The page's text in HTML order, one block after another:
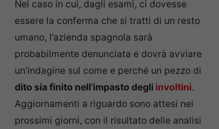
Nel caso in cui, dagli esami, ci dovesse
essere la conferma che si tratti di un resto
umano, l’azienda spagnola sarà
probabilmente denunciata e dovrà avviare
un’indagine sul come e perché un pezzo di
dito sia finito nell’impasto degli involtini.
Aggiornamenti a riguardo sono attesi nei
prossimi giorni, con il risultato delle analisi